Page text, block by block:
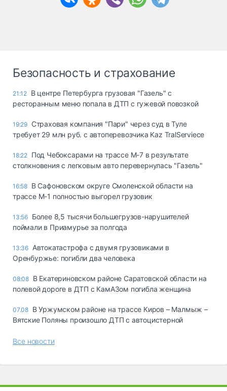
Безопасность и страхование
21:12 В центре Петербурга грузовая "Газель" с
ресторанным меню попала в ДТП с гужевой повозкой
19:29 Страховая компания "Пари" через суд в Туле
требует 29 млн руб. с автоперевозчика Kaz TralServiece
18:22 Под Чебоксарами на трассе М-7 в результате
столкновения с легковым авто перевернулась "Газель"
16:58 В Сафоновском округе Смоленской области на
трассе М-1 полностью выгорел грузовик
13:56 Более 8,5 тысячи большегрузов-нарушителей
поймали в Приамурье за полгода
13:36 Автокатастрофа с двумя грузовиками в
Оренбуржье: погибли два человека
08:08 В Екатериновском районе Саратовской области на
полевой дороге в ДТП с КамАЗом погибла женщина
07.08 В Уржумском районе на трассе Киров – Малмыж –
Вятские Поляны произошло ДТП с автоцистерной
Все новости